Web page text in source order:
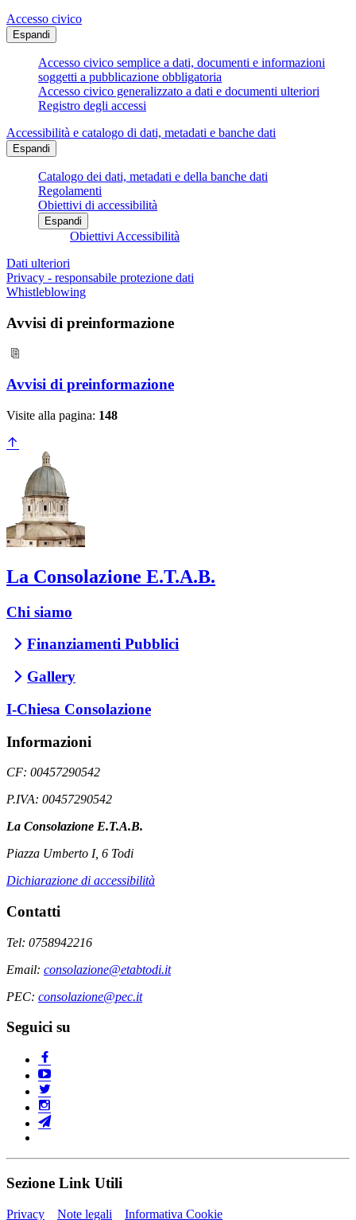
Accesso civico
Espandi
Accesso civico semplice a dati, documenti e informazioni
soggetti a pubblicazione obbligatoria
Accesso civico generalizzato a dati e documenti ulteriori
Registro degli accessi
Accessibilità e catalogo di dati, metadati e banche dati
Espandi
Catalogo dei dati, metadati e della banche dati
Regolamenti
Obiettivi di accessibilità
Espandi
Obiettivi Accessibilità
Dati ulteriori
Privacy - responsabile protezione dati
Whistleblowing
Avvisi di preinformazione
Avvisi di preinformazione
Visite alla pagina: 148
La Consolazione E.T.A.B.
Chi siamo
Finanziamenti Pubblici
Gallery
I-Chiesa Consolazione
Informazioni
CF: 00457290542
P.IVA: 00457290542
La Consolazione E.T.A.B.
Piazza Umberto I, 6 Todi
Dichiarazione di accessibilità
Contatti
Tel: 0758942216
Email: consolazione@etabtodi.it
PEC: consolazione@pec.it
Seguici su
Sezione Link Utili
Privacy Note legali Informativa Cookie